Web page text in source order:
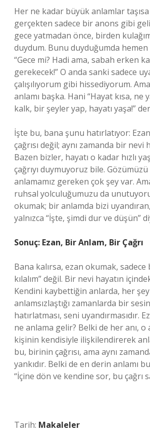
Her ne kadar büyük anlamlar
gerçekten sadece bir anons gibi
gece yatmadan önce, birden
duydum. Bunu duyduğumda hemen
“Gece mi? Hadi ama, sabah erken
gerekecek!” O anda sanki sadece
çalışılıyorum gibi hissediyorum.
anlamı başka. Hani “Hayat kısa, ne
kalk, bir şeyler yap, hayatı yaşa!”
İşte bu, bana şunu hatırlatıyor:
çağrısı değil; aynı zamanda bir nevi
Bazen bizler, hayatı o kadar hızlı
çağrıyı duymuyoruz bile. Gözümüzü
anlamamız gereken çok şey var.
ruhsal yolculuğumuzu da
okumak; bir anlamda bizi
yalnızca “İşte, şimdi dur ve düşün”
Sonuç: Ezan, Bir Anlam, Bir Çağrı
Bana kalırsa, ezan okumak, sadece
kılalım” değil. Bir nevi hayatın
Kendini kaybettiğin anlarda, her
anlamsızlaştığı zamanlarda bir
hatırlatması, seni uyandırmasıdır.
ne anlama gelir? Belki de her anı, o
kişinin kendisiyle ilişkilendirerek
bu, birinin çağrısı, ama aynı
yankıdır. Belki de en derin anlamı
“İçine dön ve kendine sor, bu çağrı
Tarih: Makaleler